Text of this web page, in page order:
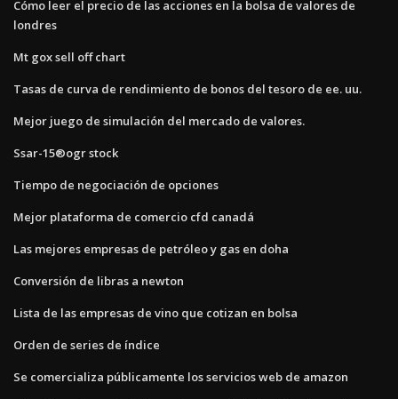
Cómo leer el precio de las acciones en la bolsa de valores de
londres
Mt gox sell off chart
Tasas de curva de rendimiento de bonos del tesoro de ee. uu.
Mejor juego de simulación del mercado de valores.
Ssar-15®ogr stock
Tiempo de negociación de opciones
Mejor plataforma de comercio cfd canadá
Las mejores empresas de petróleo y gas en doha
Conversión de libras a newton
Lista de las empresas de vino que cotizan en bolsa
Orden de series de índice
Se comercializa públicamente los servicios web de amazon